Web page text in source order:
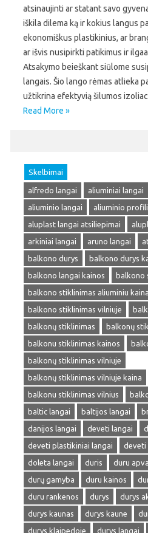
atsinaujinti ar statant savo
iškila dilema ką ir kokius langus
ekonomiškus plastikinius, ar
ar išvis nusipirkti patikimus ir
Atsakymo beieškant siūlome
langais. Šio lango rėmas atlieka
užtikrina efektyvią šilumos
Read More »
Skelbimai
alfredo langai aliuminiai langai
aliuminio langai
aliuminio
aluplast langai atsiliepimai
arkiniai langai
aruno langai
balkono durys
balkono durys
balkono langai kainos
balkono
balkono stiklinimas aliuminiu kaina
balkono stiklinimas vilniuje
balkonų stiklinimas
balkonų
balkonu stiklinimas kainos
balkonų stiklinimas vilniuje
balkonų stiklinimas vilniuje kaina
balkonu stiklinimas vilnius
baltic langai
baltijos langai
danijos langai
deveti langai
deveti plastikiniai langai
deveti
doleta langai
duris duru
durų gamyba
duru kainos
duru rankenos
durys durys
durys kaunas
durys kaune
durys klaipedoje
durys langai